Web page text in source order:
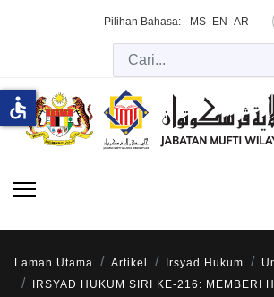
Pilihan Bahasa: MS EN AR
Laman Utama Artikel Irsyad Hukum
IRSYAD HUKUM SIRI KE-216: MEMBERI
accessible